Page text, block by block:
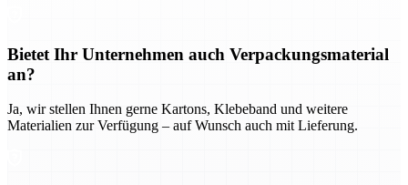
Bietet Ihr Unternehmen auch Verpackungsmaterial
an?
Ja, wir stellen Ihnen gerne Kartons, Klebeband und weitere
Materialien zur Verfügung – auf Wunsch auch mit Lieferung.